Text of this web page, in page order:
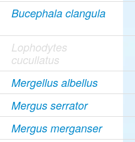
Bucephala clangula
Lophodytes
cucullatus
Mergellus albellus
Mergus serrator
Mergus merganser